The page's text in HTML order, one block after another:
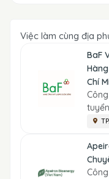
Việc làm cùng địa
BaF
Chí